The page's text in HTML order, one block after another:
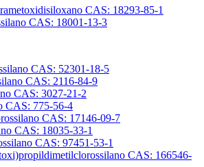
CAS: 18293-85-1
CAS: 18001-13-3
CAS: 52301-18-5
CAS: 2116-84-9
CAS: 3027-21-2
CAS: 775-56-4
CAS: 17146-09-7
CAS: 18035-33-1
CAS: 97451-53-1
CAS: 166546-